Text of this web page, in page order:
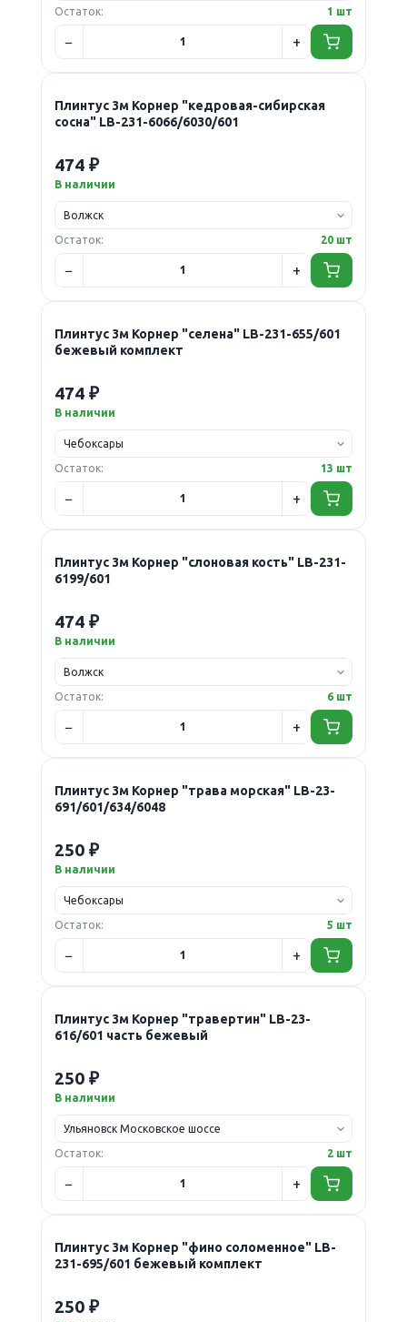
Остаток: 1 шт
Плинтус 3м Корнер "кедровая-сибирская
сосна" LB-231-6066/6030/601
474 ₽
В наличии
Остаток: 20 шт
Плинтус 3м Корнер "селена" LB-231-655/601
бежевый комплект
474 ₽
В наличии
Остаток: 13 шт
Плинтус 3м Корнер "слоновая кость" LB-231-
6199/601
474 ₽
В наличии
Остаток: 6 шт
Плинтус 3м Корнер "трава морская" LB-23-
691/601/634/6048
250 ₽
В наличии
Остаток: 5 шт
Плинтус 3м Корнер "травертин" LB-23-
616/601 часть бежевый
250 ₽
В наличии
Остаток: 2 шт
Плинтус 3м Корнер "фино соломенное" LB-
231-695/601 бежевый комплект
250 ₽